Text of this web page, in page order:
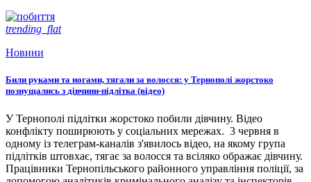
trending_flat
Новини
Били руками та ногами, тягали за волосся: у Тернополі жорстоко
познущались з дівчини-підлітка (відео)
У Тернополі підлітки жорстоко побили дівчину. Відео
конфлікту поширюють у соціальних мережах. 3 червня в
одному із телеграм-каналів з'явилось відео, на якому група
підлітків штовхає, тягає за волосся та всіляко ображає дівчину.
Працівники Тернопільського районного управління поліції, за